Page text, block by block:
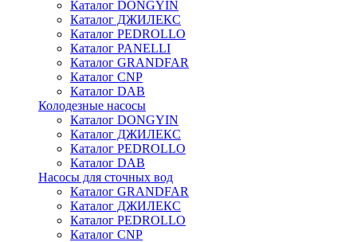
Каталог DONGYIN
Каталог ДЖИЛЕКС
Каталог PEDROLLO
Каталог PANELLI
Каталог GRANDFAR
Каталог CNP
Каталог DAB
Колодезные насосы
Каталог DONGYIN
Каталог ДЖИЛЕКС
Каталог PEDROLLO
Каталог DAB
Насосы для сточных вод
Каталог GRANDFAR
Каталог ДЖИЛЕКС
Каталог PEDROLLO
Каталог CNP